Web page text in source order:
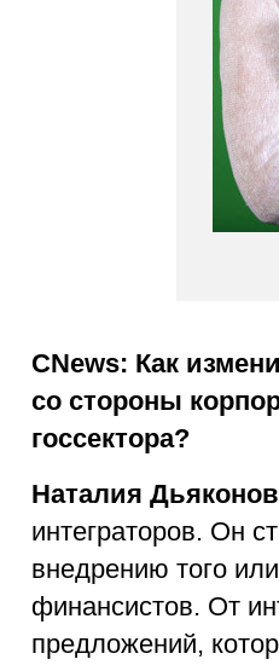
CNews: Как
со стороны
госсектора?
Наталия
интеграторов. Он
внедрению того
финансистов. От
предложений,